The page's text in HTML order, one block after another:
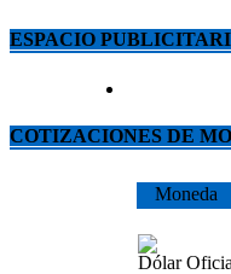
ESPACIO
COTIZACIONES DE
Moneda
Dólar